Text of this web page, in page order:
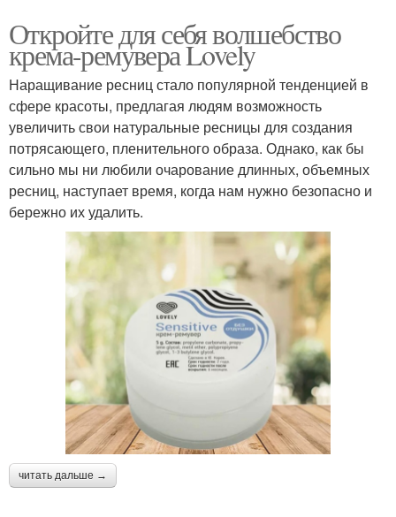
Откройте для себя волшебство
крема-ремувера Lovely
Наращивание ресниц стало популярной тенденцией в
сфере красоты, предлагая людям возможность
увеличить свои натуральные ресницы для создания
потрясающего, пленительного образа. Однако, как бы
сильно мы ни любили очарование длинных, объемных
ресниц, наступает время, когда нам нужно безопасно и
бережно их удалить.
читать дальше →